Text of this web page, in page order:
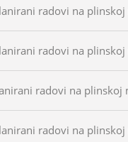
radovi na plinskoj
radovi na
radovi na plinskoj
radovi na